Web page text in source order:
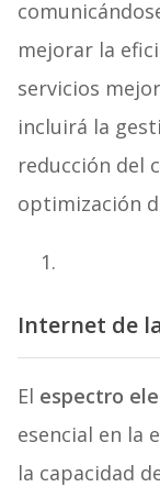
mejorar la
servicios
incluirá la
reducción del
optimización
Internet de
El espectro
esencial en la
la capacidad